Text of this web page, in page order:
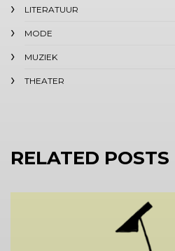
LITERATUUR
MODE
MUZIEK
THEATER
RELATED POSTS